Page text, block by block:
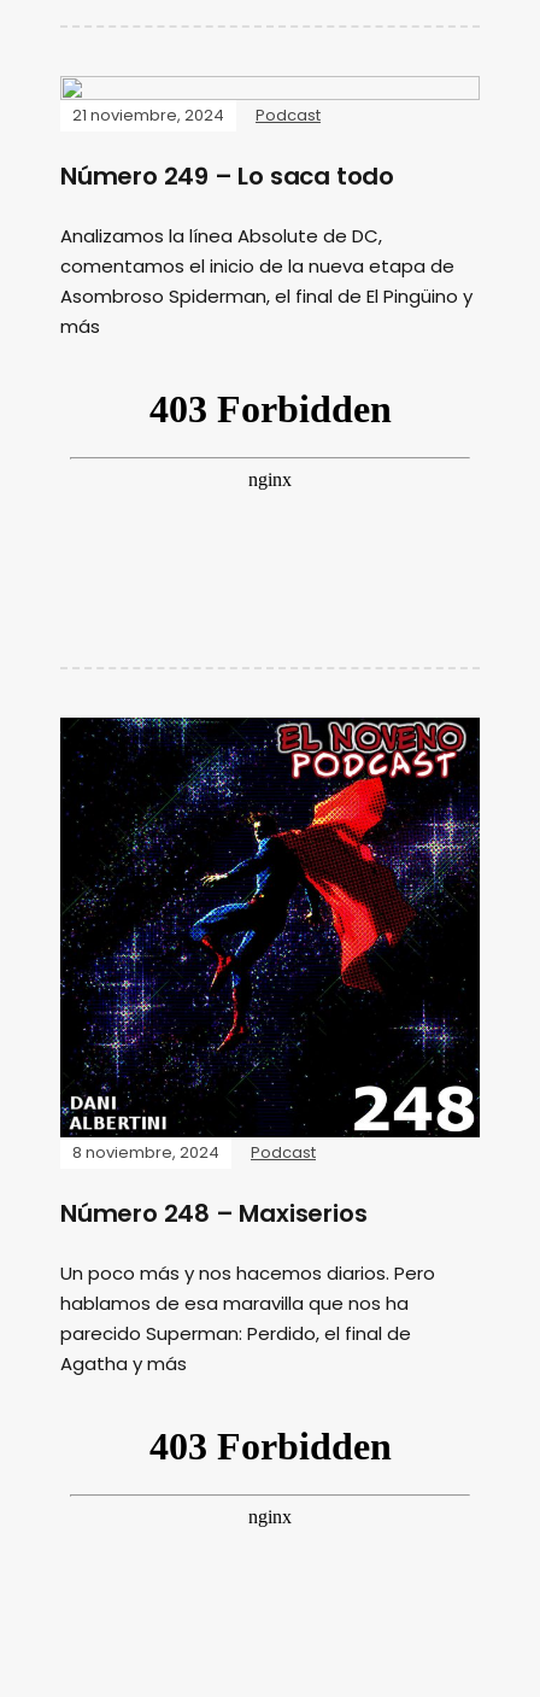
21 noviembre, 2024 Podcast
Número 249 – Lo saca todo
Analizamos la línea Absolute de DC,
comentamos el inicio de la nueva etapa de
Asombroso Spiderman, el final de El Pingüino y
más
8 noviembre, 2024 Podcast
Número 248 – Maxiserios
Un poco más y nos hacemos diarios. Pero
hablamos de esa maravilla que nos ha
parecido Superman: Perdido, el final de
Agatha y más